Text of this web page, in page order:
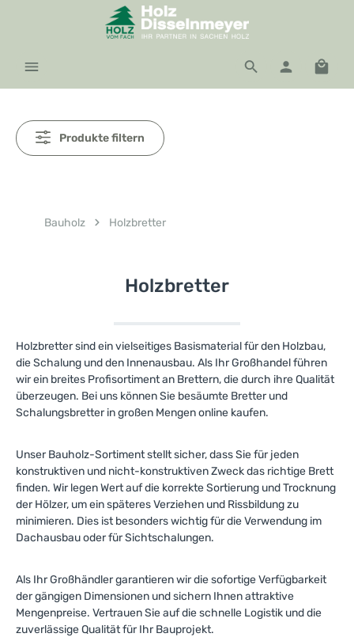
Zum Hauptinhalt springen
Produkte filtern
Bauholz Holzbretter
Holzbretter
Holzbretter sind ein vielseitiges Basismaterial für den Holzbau,
die Schalung und den Innenausbau. Als Ihr Großhandel führen
wir ein breites Profisortiment an Brettern, die durch ihre Qualität
überzeugen. Bei uns können Sie besäumte Bretter und
Schalungsbretter in großen Mengen online kaufen.
Unser Bauholz-Sortiment stellt sicher, dass Sie für jeden
konstruktiven und nicht-konstruktiven Zweck das richtige Brett
finden. Wir legen Wert auf die korrekte Sortierung und Trocknung
der Hölzer, um ein späteres Verziehen und Rissbildung zu
minimieren. Dies ist besonders wichtig für die Verwendung im
Dachausbau oder für Sichtschalungen.
Als Ihr Großhändler garantieren wir die sofortige Verfügbarkeit
der gängigen Dimensionen und sichern Ihnen attraktive
Mengenpreise. Vertrauen Sie auf die schnelle Logistik und die
zuverlässige Qualität für Ihr Bauprojekt.